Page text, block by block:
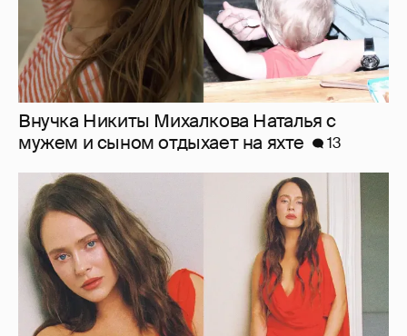
Внучка Никиты Михалкова Наталья с
мужем и сыном отдыхает на яхте
13